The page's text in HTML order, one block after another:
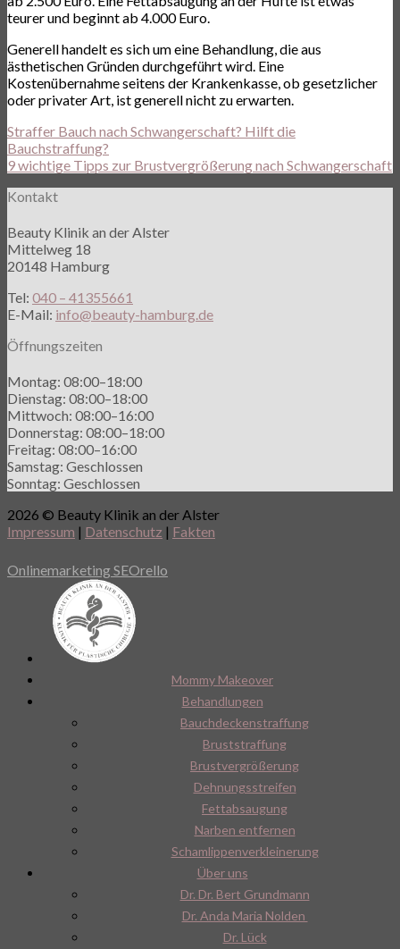
teurer und beginnt ab 4.000 Euro.
Generell handelt es sich um eine Behandlung, die aus
ästhetischen Gründen durchgeführt wird. Eine
Kostenübernahme seitens der Krankenkasse, ob gesetzlicher
oder privater Art, ist generell nicht zu erwarten.
Straffer Bauch nach Schwangerschaft? Hilft die
Bauchstraffung?
9 wichtige Tipps zur Brustvergrößerung nach Schwangerschaft
Kontakt
Beauty Klinik an der Alster
Mittelweg 18
20148 Hamburg
Tel: 040 – 41355661
E-Mail: info@beauty-hamburg.de
Öffnungszeiten
Montag: 08:00–18:00
Dienstag: 08:00–18:00
Mittwoch: 08:00–16:00
Donnerstag: 08:00–18:00
Freitag: 08:00–16:00
Samstag: Geschlossen
Sonntag: Geschlossen
2026 © Beauty Klinik an der Alster
Impressum | Datenschutz | Fakten
Onlinemarketing SEOrello
Mommy Makeover
Behandlungen
Bauchdeckenstraffung
Bruststraffung
Brustvergrößerung
Dehnungsstreifen
Fettabsaugung
Narben entfernen
Schamlippenverkleinerung
Über uns
Dr. Dr. Bert Grundmann
Dr. Anda Maria Nolden
Dr. Lück